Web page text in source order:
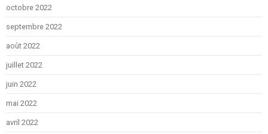
octobre 2022
septembre 2022
août 2022
juillet 2022
juin 2022
mai 2022
avril 2022